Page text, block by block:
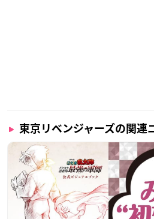
東京リベンジャーズの関連